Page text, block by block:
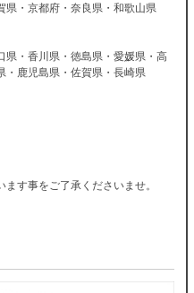
県・京都府・奈良県・和歌山県
県・香川県・徳島県・愛媛県・高
・鹿児島県・佐賀県・長崎県
す事をご了承くださいませ。